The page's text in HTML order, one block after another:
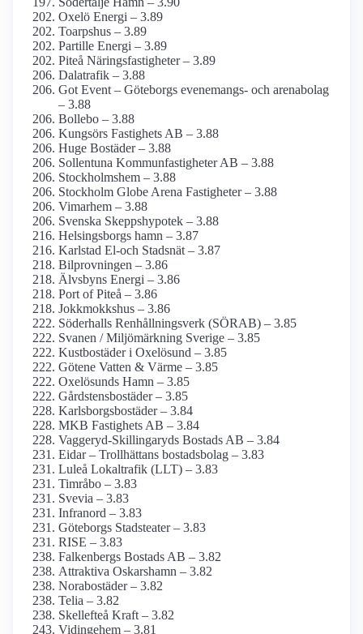
Oxelö Energi – 3.89
Toarpshus – 3.89
Partille Energi – 3.89
Piteå Näringsfastigheter – 3.89
Dalatrafik – 3.88
Got Event – Göteborgs evenemangs- och arenabolag
– 3.88
Bollebo – 3.88
Kungsörs Fastighets AB – 3.88
Huge Bostäder – 3.88
Sollentuna Kommunfastigheter AB – 3.88
Stockholmshem – 3.88
Stockholm Globe Arena Fastigheter – 3.88
Vimarhem – 3.88
Svenska Skepps­hypotek – 3.88
Helsingsborgs hamn – 3.87
Karlstad El-och Stadsnät – 3.87
Bilprovningen – 3.86
Älvsbyns Energi – 3.86
Port of Piteå – 3.86
Jokkmokkshus – 3.86
Söderhalls Renhållningsverk (SÖRAB) – 3.85
Svanen / Miljömärkning Sverige – 3.85
Kustbostäder i Oxelösund – 3.85
Götene Vatten & Värme – 3.85
Oxelösunds Hamn – 3.85
Gårdstensbostäder – 3.85
Karlsborgsbostäder – 3.84
MKB Fastighets AB – 3.84
Vaggeryd-Skillingaryds Bostads AB – 3.84
Eidar – Trollhättans bostadsbolag – 3.83
Luleå Lokaltrafik (LLT) – 3.83
Timråbo – 3.83
Svevia – 3.83
Infranord – 3.83
Göteborgs Stadsteater – 3.83
RISE – 3.83
Falkenbergs Bostads AB – 3.82
Attraktiva Oskarshamn – 3.82
Norabostäder – 3.82
Telia – 3.82
Skellefteå Kraft – 3.82
Vidingehem – 3.81